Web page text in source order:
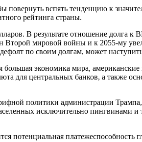
повернуть вспять тенденцию к
рейтинга страны.
В результате отношение долга к
Второй мировой войны и к 2055-му
по своим долгам, может
экономика мира,
для центральных банков, а также
политики администрации
исключительно
потенциальная